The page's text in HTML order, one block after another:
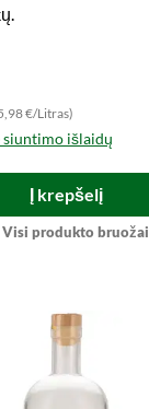
€/Litras)
siuntimo išlaidų
Į krepšelį
Visi produkto bruožai